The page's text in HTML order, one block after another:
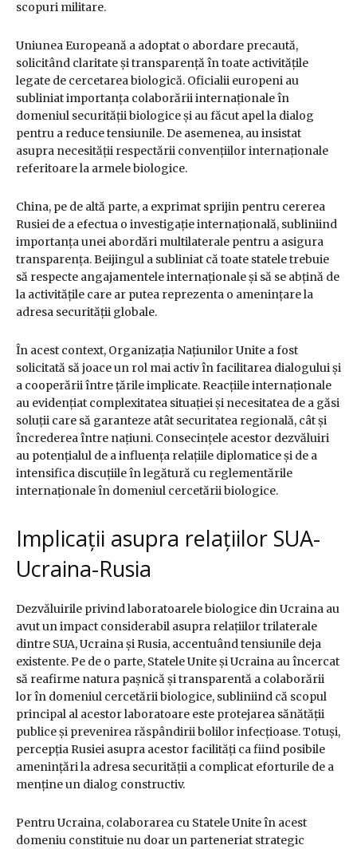
scopuri militare.
Uniunea Europeană a adoptat o abordare precaută,
solicitând claritate și transparență în toate activitățile
legate de cercetarea biologică. Oficialii europeni au
subliniat importanța colaborării internaționale în
domeniul securității biologice și au făcut apel la dialog
pentru a reduce tensiunile. De asemenea, au insistat
asupra necesității respectării convențiilor internaționale
referitoare la armele biologice.
China, pe de altă parte, a exprimat sprijin pentru cererea
Rusiei de a efectua o investigație internațională, subliniind
importanța unei abordări multilaterale pentru a asigura
transparența. Beijingul a subliniat că toate statele trebuie
să respecte angajamentele internaționale și să se abțină de
la activitățile care ar putea reprezenta o amenințare la
adresa securității globale.
În acest context, Organizația Națiunilor Unite a fost
solicitată să joace un rol mai activ în facilitarea dialogului și
a cooperării între țările implicate. Reacțiile internaționale
au evidențiat complexitatea situației și necesitatea de a găsi
soluții care să garanteze atât securitatea regională, cât și
încrederea între națiuni. Consecințele acestor dezvăluiri
au potențialul de a influența relațiile diplomatice și de a
intensifica discuțiile în legătură cu reglementările
internaționale în domeniul cercetării biologice.
Implicații asupra relațiilor SUA-
Ucraina-Rusia
Dezvăluirile privind laboratoarele biologice din Ucraina au
avut un impact considerabil asupra relațiilor trilaterale
dintre SUA, Ucraina și Rusia, accentuând tensiunile deja
existente. Pe de o parte, Statele Unite și Ucraina au încercat
să reafirme natura pașnică și transparentă a colaborării
lor în domeniul cercetării biologice, subliniind că scopul
principal al acestor laboratoare este protejarea sănătății
publice și prevenirea răspândirii bolilor infecțioase. Totuși,
percepția Rusiei asupra acestor facilități ca fiind posibile
amenințări la adresa securității a complicat eforturile de a
menține un dialog constructiv.
Pentru Ucraina, colaborarea cu Statele Unite în acest
domeniu constituie nu doar un parteneriat strategic